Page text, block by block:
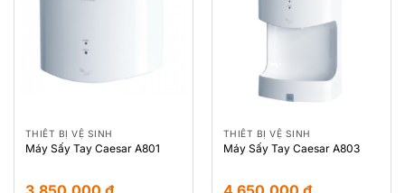
THIẾT BỊ VỆ SINH
Máy Sấy Tay Caesar A801
THIẾT BỊ VỆ SINH
Máy Sấy Tay Caesar A803